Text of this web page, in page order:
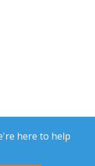
here to help